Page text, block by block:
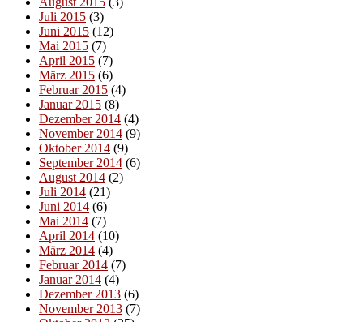
Juli 2015 (3)
Juni 2015 (12)
Mai 2015 (7)
April 2015 (7)
März 2015 (6)
Februar 2015 (4)
Januar 2015 (8)
Dezember 2014 (4)
November 2014 (9)
Oktober 2014 (9)
September 2014 (6)
August 2014 (2)
Juli 2014 (21)
Juni 2014 (6)
Mai 2014 (7)
April 2014 (10)
März 2014 (4)
Februar 2014 (7)
Januar 2014 (4)
Dezember 2013 (6)
November 2013 (7)